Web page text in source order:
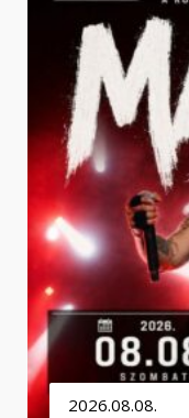
2026.08.08.